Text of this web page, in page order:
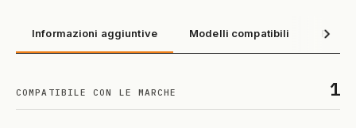
Informazioni aggiuntive Modelli compatibili
COMPATIBILE CON LE MARCHE 1